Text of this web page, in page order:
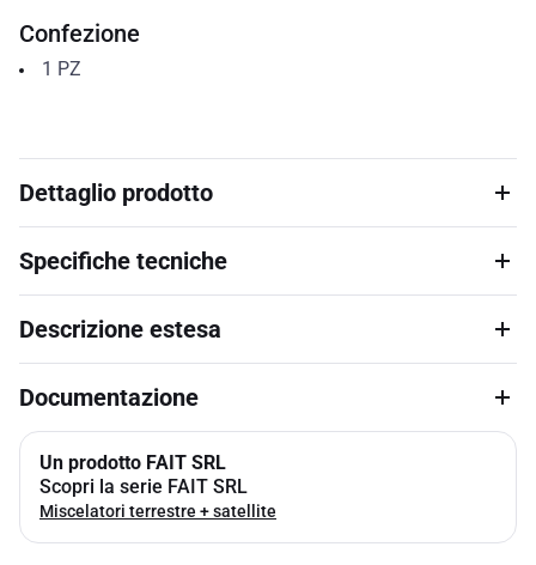
Confezione
1 PZ
Dettaglio prodotto
Specifiche tecniche
Descrizione estesa
Documentazione
Un prodotto FAIT SRL
Scopri la serie FAIT SRL
Miscelatori terrestre + satellite